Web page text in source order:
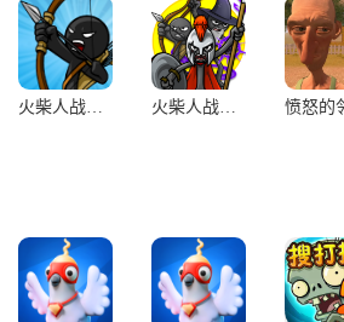
火柴人战争遗产(辅助菜单) 火柴人战争遗产3(辅助菜单)